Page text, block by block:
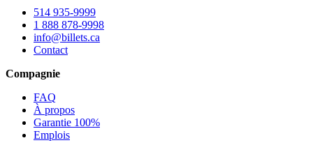
514 935-9999
1 888 878-9998
info@billets.ca
Contact
Compagnie
FAQ
À propos
Garantie 100%
Emplois